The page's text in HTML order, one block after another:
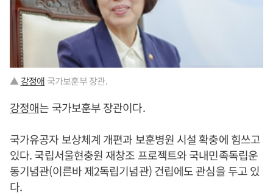
▲ 강정애 국가보훈부 장관.
강정애는 국가보훈부 장관이다.
국가유공자 보상체계 개편과 보훈병원 시설 확충에 힘쓰고
있다. 국립서울현충원 재창조 프로젝트와 국내민족독립운
동기념관(이른바 제2독립기념관) 건립에도 관심을 두고 있
다.